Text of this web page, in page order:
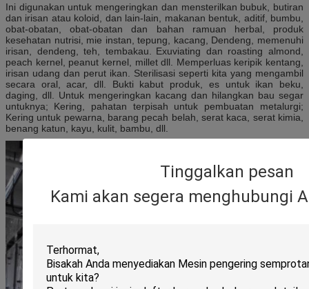
Tinggalkan pesan
Kami akan segera menghubungi
Ini digunakan untuk mengeringkan dan mensterilkan bubuk, butiran
dan irisan atau koloid, dan lain-lain, makanan bentuk, aditif, bumbu,
obat-obatan, obat-obatan dan bahan ramuan herbal, produk
kesehatan nutrisi, mie instan, tepung, kacang, Dendeng, memenuhi
irisan, dendeng, teh, tembakau.
Exuviating dan roasting almond,
peach kernel, peanut kernel, millet dll. Memperluas keripik kentang,
irisan udang dan perut ikan.
Sterilisasi seperti kita yang mengambil
secara oral, acar, dll. Bukti kabut produk, es untuk ikan beku,
daging, dll. Untuk mengeringkan kacang dan hilangkan bau segar
untuknya;
Kering, pahatan terpisah untuk pembuatan metalurgi;
Kering untuk pewarna, barang pecah belah, serat kaca, serat kimia,
benang katun, kayu, kulit, bambu, dll.